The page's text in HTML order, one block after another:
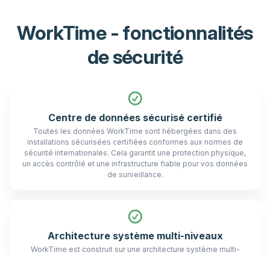
WorkTime - fonctionnalités
de sécurité
Centre de données sécurisé certifié
Toutes les données WorkTime sont hébergées dans des
installations sécurisées certifiées conformes aux normes de
sécurité internationales. Cela garantit une protection physique,
un accès contrôlé et une infrastructure fiable pour vos données
de surveillance.
Architecture système multi-niveaux
WorkTime est construit sur une architecture système multi-